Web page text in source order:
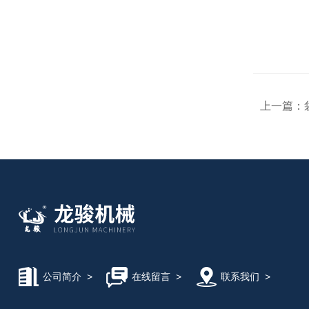
上一篇：
公司简介 > 在线留言> 联系我们 >